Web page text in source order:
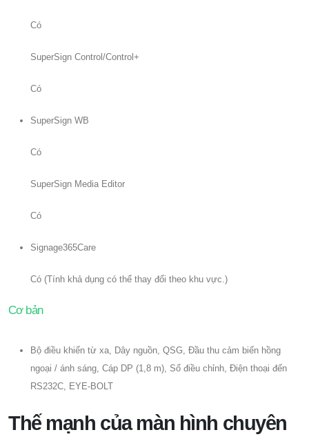
Có
SuperSign Control/Control+
Có
SuperSign WB
Có
SuperSign Media Editor
Có
Signage365Care
Có (Tính khả dụng có thể thay đổi theo khu vực.)
Cơ bản
Bộ điều khiển từ xa, Dây nguồn, QSG, Đầu thu cảm biến hồng
ngoại / ánh sáng, Cáp DP (1,8 m), Sổ điều chỉnh, Điện thoại đến
RS232C, EYE-BOLT
Thế mạnh của màn hình chuyên